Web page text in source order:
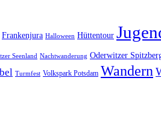
Frankenjura Halloween Hüttentour
Seenland Nachtwanderung Oderwitzer
Turmfest Volkspark Potsdam Wandern